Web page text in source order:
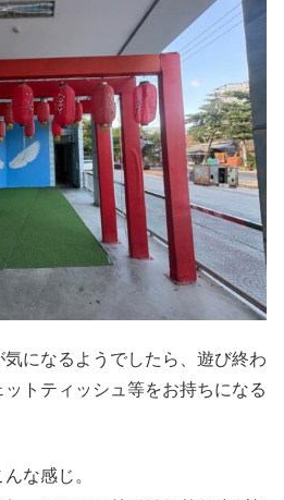
になるようでしたら、遊び終わ
トティッシュ等をお持ちになる
な感じ。